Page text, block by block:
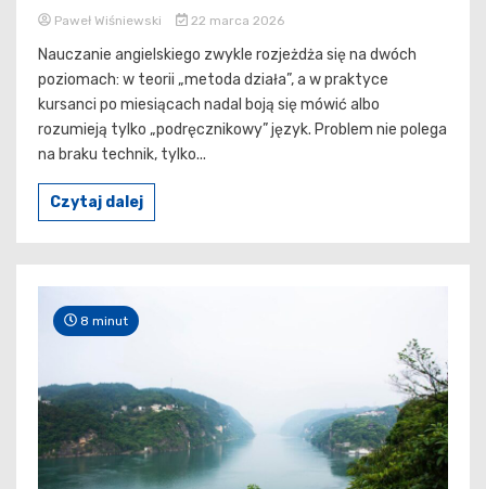
Paweł Wiśniewski 22 marca 2026
Nauczanie angielskiego zwykle rozjeżdża się na dwóch
poziomach: w teorii „metoda działa”, a w praktyce
kursanci po miesiącach nadal boją się mówić albo
rozumieją tylko „podręcznikowy” język. Problem nie polega
na braku technik, tylko...
Czytaj dalej
8 minut